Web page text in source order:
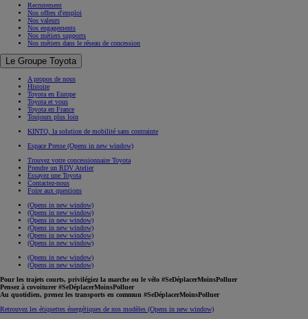
Recrutement
Nos offres d'emploi
Nos valeurs
Nos engagements
Nos métiers supports
Nos métiers dans le réseau de concession
Le Groupe Toyota
A propos de nous
Histoire
Toyota en Europe
Toyota et vous
Toyota en France
Toujours plus loin
KINTO, la solution de mobilité sans contrainte
Espace Presse (Opens in new window)
Trouvez votre concessionnaire Toyota
Prendre un RDV Atelier
Essayez une Toyota
Contactez-nous
Foire aux questions
(Opens in new window)
(Opens in new window)
(Opens in new window)
(Opens in new window)
(Opens in new window)
(Opens in new window)
(Opens in new window)
(Opens in new window)
Pour les trajets courts, privilégiez la marche ou le vélo #SeDéplacerMoinsPolluer
Pensez à covoiturer #SeDéplacerMoinsPolluer
Au quotidien, prenez les transports en commun #SeDéplacerMoinsPolluer
Retrouvez les étiquettes énergétiques de nos modèles (Opens in new window)